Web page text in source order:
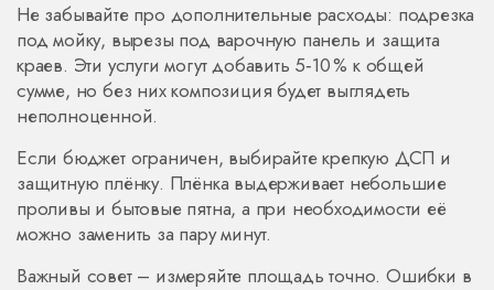
Не забывайте про дополнительные расходы: подрезка
под мойку, вырезы под варочную панель и защита
краев. Эти услуги могут добавить 5‑10 % к общей
сумме, но без них композиция будет выглядеть
неполноценной.
Если бюджет ограничен, выбирайте крепкую ДСП и
защитную плёнку. Плёнка выдерживает небольшие
проливы и бытовые пятна, а при необходимости её
можно заменить за пару минут.
Важный совет – измеряйте площадь точно. Ошибки в